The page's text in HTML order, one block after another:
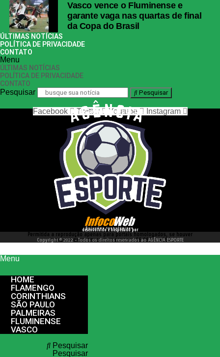
Vasco vence o Fluminense e
garante vaga nas quartas de final
da Copa do Brasil
ÚLTIMAS NOTÍCIAS
POLÍTICA DE PRIVACIDADE
CONTATO
Menu
ÚLTIMAS NOTÍCIAS
POLÍTICA DE PRIVACIDADE
CONTATO
Pesquisar Pesquisar
nos siga nas redes sociais
Facebook Twitter Youtube Instagram
desenvolvido e hospedado por
Permitida a reprodução apenas para portais homologados, se houver
interesse entre em contato conosco 66 99977 4262
Copyright © 2022 - Todos os direitos reservados ao AGÊNCIA ESPORTE
Menu
HOME
FLAMENGO
CORINTHIANS
SÃO PAULO
PALMEIRAS
FLUMINENSE
VASCO
Pesquisar
Pesquisar